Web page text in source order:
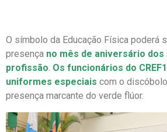
O símbolo da Educação Física poderá
presença no mês de aniversário dos
profissão. Os funcionários do
uniformes especiais com o
presença marcante do verde flúor.